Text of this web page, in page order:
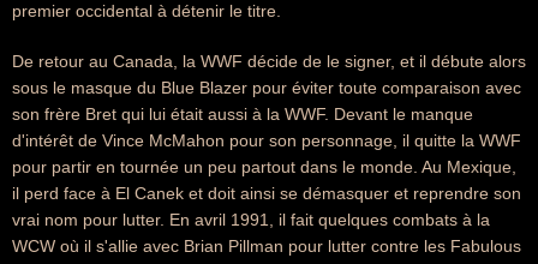
premier occidental à détenir le titre.
De retour au Canada, la WWF décide de le signer, et il débute alors
sous le masque du Blue Blazer pour éviter toute comparaison avec
son frère Bret qui lui était aussi à la WWF. Devant le manque
d'intérêt de Vince McMahon pour son personnage, il quitte la WWF
pour partir en tournée un peu partout dans le monde. Au Mexique,
il perd face à El Canek et doit ainsi se démasquer et reprendre son
vrai nom pour lutter. En avril 1991, il fait quelques combats à la
WCW où il s'allie avec Brian Pillman pour lutter contre les Fabulous